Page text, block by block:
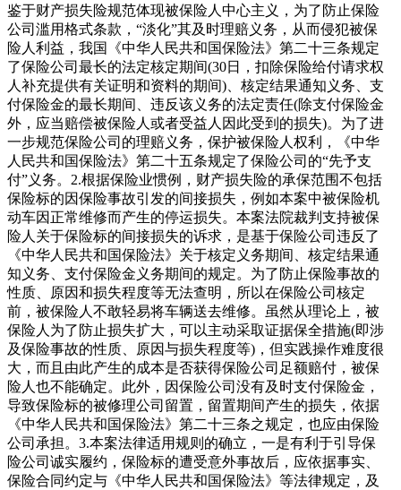
鉴于财产损失险规范体现被保险人中心主义，为了防止保险
公司滥用格式条款，“淡化”其及时理赔义务，从而侵犯被保
险人利益，我国《中华人民共和国保险法》第二十三条规定
了保险公司最长的法定核定期间(30日，扣除保险给付请求权
人补充提供有关证明和资料的期间)、核定结果通知义务、支
付保险金的最长期间、违反该义务的法定责任(除支付保险金
外，应当赔偿被保险人或者受益人因此受到的损失)。为了进
一步规范保险公司的理赔义务，保护被保险人权利，《中华
人民共和国保险法》第二十五条规定了保险公司的“先予支
付”义务。2.根据保险业惯例，财产损失险的承保范围不包括
保险标的因保险事故引发的间接损失，例如本案中被保险机
动车因正常维修而产生的停运损失。本案法院裁判支持被保
险人关于保险标的间接损失的诉求，是基于保险公司违反了
《中华人民共和国保险法》关于核定义务期间、核定结果通
知义务、支付保险金义务期间的规定。为了防止保险事故的
性质、原因和损失程度等无法查明，所以在保险公司核定
前，被保险人不敢轻易将车辆送去维修。虽然从理论上，被
保险人为了防止损失扩大，可以主动采取证据保全措施(即涉
及保险事故的性质、原因与损失程度等)，但实践操作难度很
大，而且由此产生的成本是否获得保险公司足额赔付，被保
险人也不能确定。此外，因保险公司没有及时支付保险金，
导致保险标的被修理公司留置，留置期间产生的损失，依据
《中华人民共和国保险法》第二十三条之规定，也应由保险
公司承担。3.本案法律适用规则的确立，一是有利于引导保
险公司诚实履约，保险标的遭受意外事故后，应依据事实、
保险合同约定与《中华人民共和国保险法》等法律规定，及